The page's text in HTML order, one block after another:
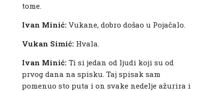
tome.
Ivan Minić:Vukane, dobro došao u Pojačalo.
Vukan Simić:Hvala.
Ivan Minić:Ti si jedan od ljudi koji su od
prvog dana na spisku. Taj spisak sam
pomenuo sto puta i on svake nedelje ažurira i